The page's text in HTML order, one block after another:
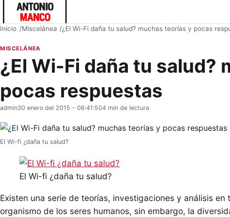
Inicio Miscelánea ¿El Wi-Fi daña tu salud? muchas teorías y pocas
MISCELÁNEA
¿El Wi-Fi daña tu salud?
pocas respuestas
admin30 enero del 2015 - 06:41:504 min de lectura
El Wi-fi ¿daña tu salud?
El Wi-fi ¿daña tu salud?
Existen una serie de teorías, investigaciones y análisis
organismo de los seres humanos, sin embargo, la